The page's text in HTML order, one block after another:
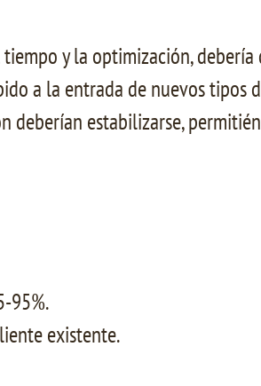
y la optimización, debería
a la entrada de nuevos tipos
deberían estabilizarse,
95%.
existente.